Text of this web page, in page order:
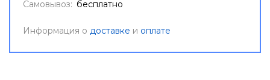
Самовывоз: бесплатно
Информация о доставке и оплате